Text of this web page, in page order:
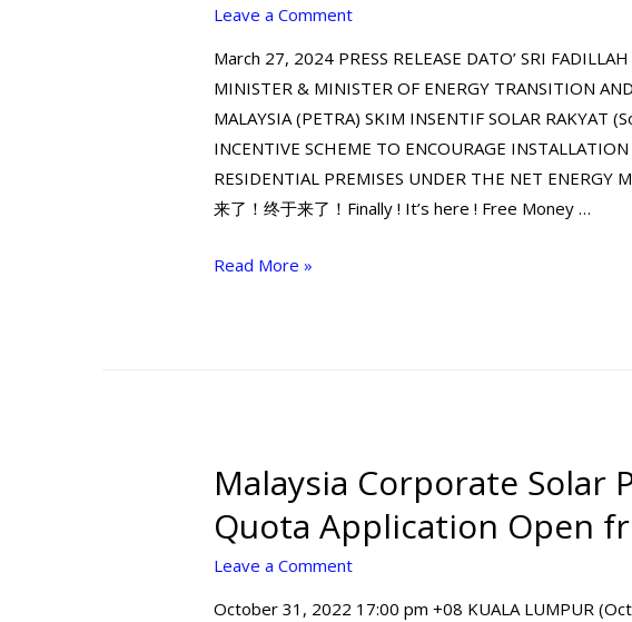
Leave a Comment
March 27, 2024 PRESS RELEASE DATO’ SRI
MINISTER & MINISTER OF ENERGY TRANSITION
MALAYSIA (PETRA) SKIM INSENTIF SOLAR RAKYAT
INCENTIVE SCHEME TO ENCOURAGE INSTALLATION
RESIDENTIAL PREMISES UNDER THE NET ENERGY
来了！终于来了！Finally ! It’s here ! Free Money …
Read More »
Malaysia Corporate Solar
Quota Application Open
Leave a Comment
October 31, 2022 17:00 pm +08 KUALA LUMPUR